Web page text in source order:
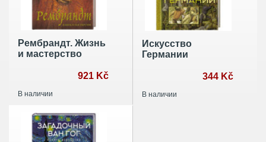
Рембрандт. Жизнь
и мастерство
921 Kč
В наличии
Искусство
Германии
344 Kč
В наличии